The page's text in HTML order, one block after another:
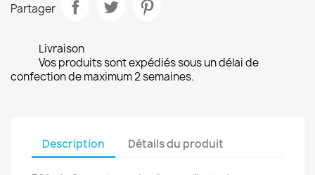
Partager
Livraison
Vos produits sont expédiés sous un délai de
confection de maximum 2 semaines.
Description Détails du produit